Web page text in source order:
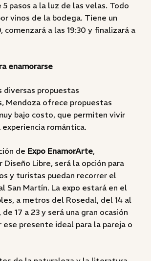
5 pasos a la luz de las velas. Todo
vinos de la bodega. Tiene un
comenzará a las 19:30 y finalizará a
enamorarse
diversas propuestas
Mendoza ofrece propuestas
bajo costo, que permiten vivir
romántica.
de Expo EnamorArte,
Diseño Libre, será la opción para
y turistas puedan recorrer el
San Martín. La expo estará en el
a metros del Rosedal, del 14 al
17 a 23 y será una gran ocasión
ese presente ideal para la pareja o